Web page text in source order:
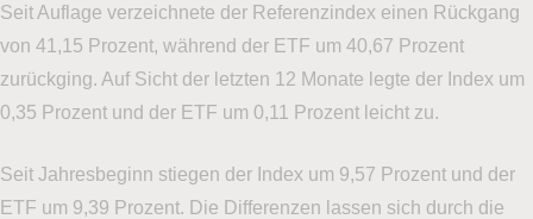
Seit Auflage verzeichnete der Referenzindex einen Rückgang
von 41,15 Prozent, während der ETF um 40,67 Prozent
zurückging. Auf Sicht der letzten 12 Monate legte der Index um
0,35 Prozent und der ETF um 0,11 Prozent leicht zu.
Seit Jahresbeginn stiegen der Index um 9,57 Prozent und der
ETF um 9,39 Prozent. Die Differenzen lassen sich durch die